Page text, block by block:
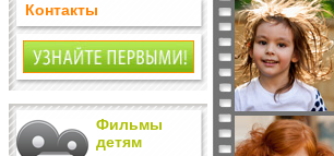
Контакты
Фильмы
детям